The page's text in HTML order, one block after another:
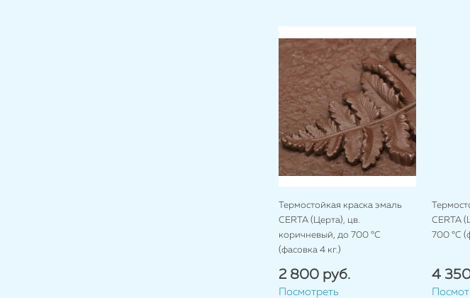
Термостойкая краска эмаль
CERTA (Церта), цв.
коричневый, до 700 °C
(фасовка 4 кг.)
2 800 руб.
Посмотреть
CERTA
700 °C
4